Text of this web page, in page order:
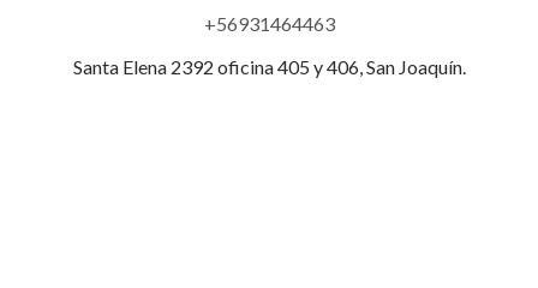
+56931464463
Santa Elena 2392 oficina 405 y 406, San Joaquín.